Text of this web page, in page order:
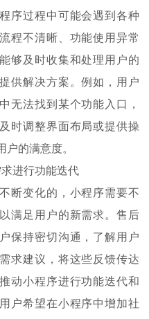
序过程中可能会遇到各种
程不清晰、功能使用异常
够及时收集和处理用户的
供解决方案。例如，用户
无法找到某个功能入口，
时调整界面布局或提供操
户的满意度。
进行功能迭代
断变化的，小程序需要不
满足用户的新需求。售后
保持密切沟通，了解用户
求建议，将这些反馈传达
动小程序进行功能迭代和
户希望在小程序中增加社